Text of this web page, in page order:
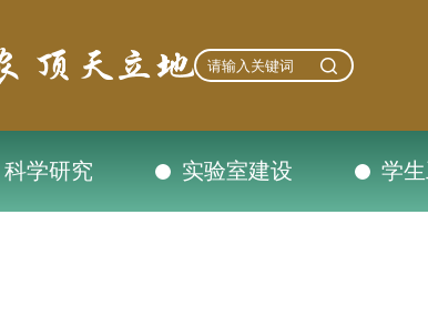
科学研究 实验室建设 学